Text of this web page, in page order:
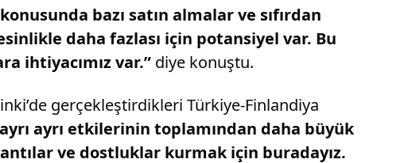
bazı satın almalar ve sıfırdan
daha fazlası için potansiyel var. Bu
ihtiyacımız var.” diye konuştu.
gerçekleştirdikleri Türkiye-Finlandiya
ayrı etkilerinin toplamından daha büyük
ve dostluklar kurmak için buradayız.